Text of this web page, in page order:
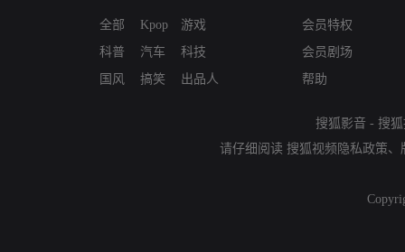
全部
科普
国风
Kpop
汽车
搞笑
游戏
科技
出品人
会员特权
会员剧场
帮助
搜狐影音 - 搜
请仔细阅读 搜狐视频隐私政策、